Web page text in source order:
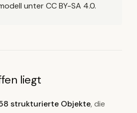
unter CC BY-SA 4.0.
liegt
strukturierte Objekte, die